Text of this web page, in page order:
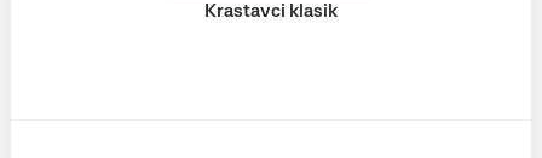
Krastavci klasik